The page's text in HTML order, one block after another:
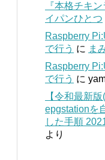
『本格チキ
イパンひとつ
Raspberry
で行う に ま
Raspberry
で行う に
【令和最新
epgstationを
した手順
より